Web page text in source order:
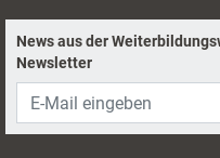
News aus der
Newsletter